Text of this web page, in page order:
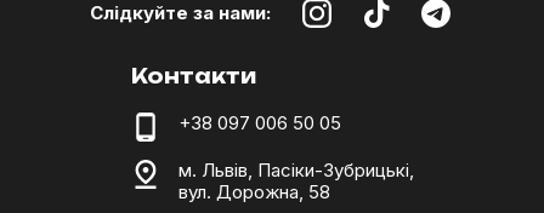
Слідкуйте за нами:
Контакти
+38 097 006 50 05
м. Львів, Пасіки-Зубрицькі,
вул. Дорожна, 58